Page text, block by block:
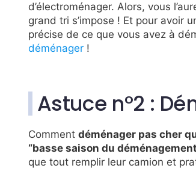
d’électroménager. Alors, vous
grand tri s’impose ! Et pour avoir
précise de ce que vous avez à
déménager !
Astuce n°2 :
Comment déménager pas cher
“basse saison du
que tout remplir leur camion et